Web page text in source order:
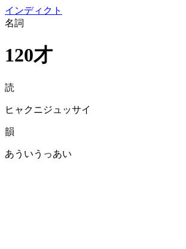
インディクト
名詞
120才
読
ヒャクニジュッサイ
韻
あういうっあい